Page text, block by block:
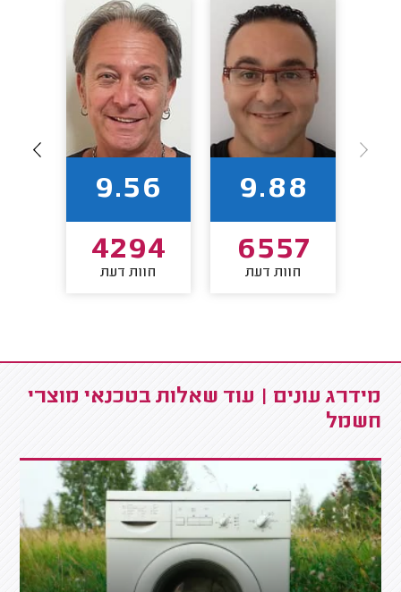
9.88
6557
חוות דעת
9.56
4294
חוות דעת
מידרג עונים | עוד שאלות בטכנאי מוצרי
חשמל